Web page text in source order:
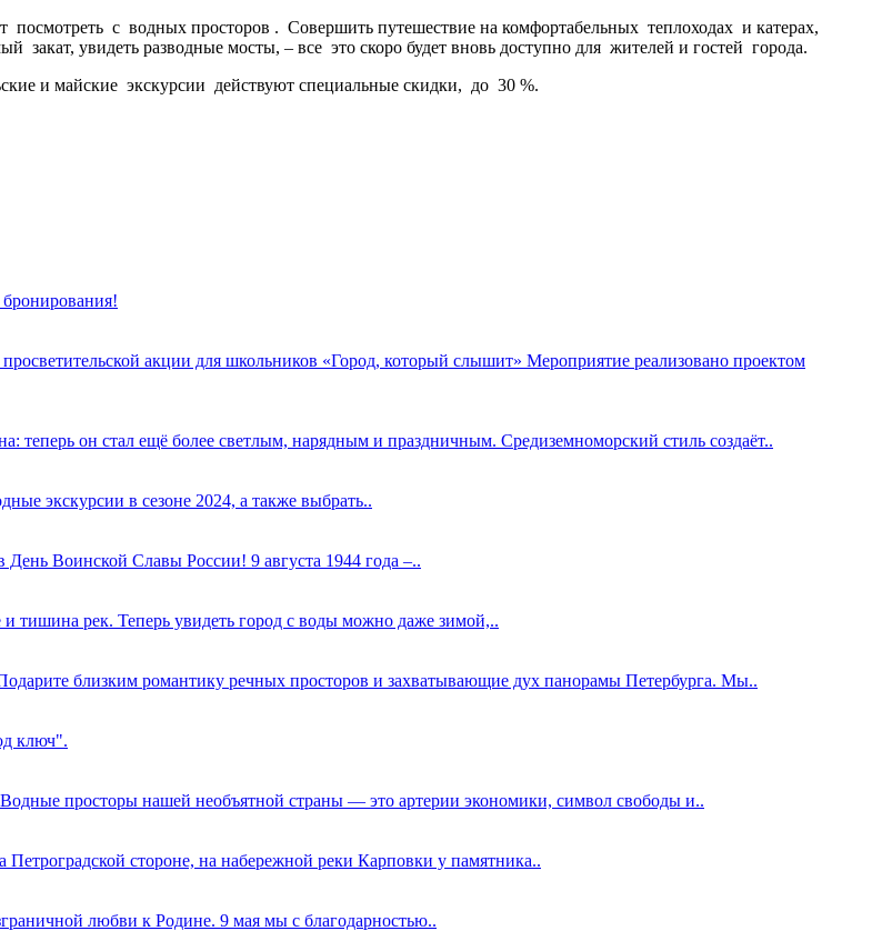
с водных просторов . Совершить путешествие на комфортабельных теплоходах и катерах,
закат, увидеть разводные мосты, – все это скоро будет вновь доступно для жителей и гостей города.
и майские экскурсии действуют специальные скидки, до 30 %.
акции для школьников «Город, который слышит» Мероприятие реализовано проектом
теперь он стал ещё более светлым, нарядным и праздничным. Средиземноморский стиль создаёт..
экскурсии в сезоне 2024, а также выбрать..
Воинской Славы России! 9 августа 1944 года –..
тишина рек. Теперь увидеть город с воды можно даже зимой,..
близким романтику речных просторов и захватывающие дух панорамы Петербурга. Мы..
ключ".
просторы нашей необъятной страны — это артерии экономики, символ свободы и..
стороне, на набережной реки Карповки у памятника..
любви к Родине. 9 мая мы с благодарностью..